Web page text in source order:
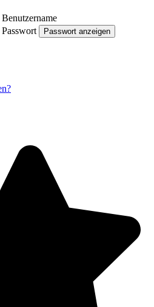
Benutzername
Passwort
Passwort anzeigen